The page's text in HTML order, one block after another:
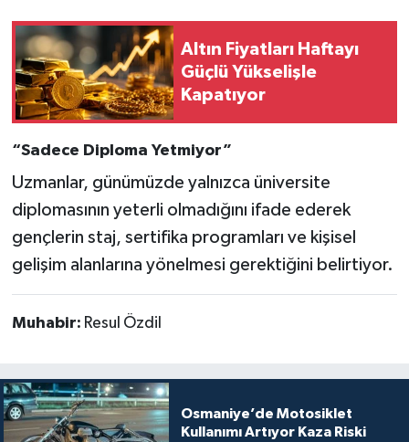
Altın Fiyatları Haftayı
Güçlü Yükselişle
Kapatıyor
“Sadece Diploma Yetmiyor”
Uzmanlar, günümüzde yalnızca üniversite
diplomasının yeterli olmadığını ifade ederek
gençlerin staj, sertifika programları ve kişisel
gelişim alanlarına yönelmesi gerektiğini belirtiyor.
Muhabir: Resul Özdil
Osmaniye’de Motosiklet
Kullanımı Artıyor Kaza Riski